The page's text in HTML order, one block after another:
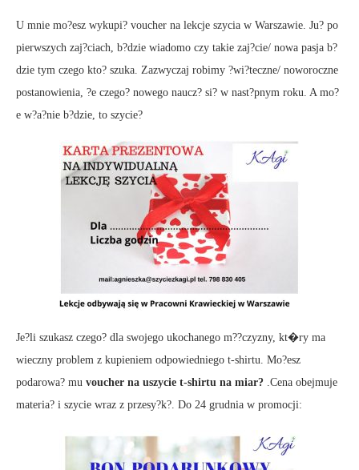
U mnie mo?esz wykupi? voucher na lekcje szycia w Warszawie. Ju? po
pierwszych zaj?ciach, b?dzie wiadomo czy takie zaj?cie/ nowa pasja b?
dzie tym czego kto? szuka. Zazwyczaj robimy ?wi?teczne/ noworoczne
postanowienia, ?e czego? nowego naucz? si? w nast?pnym roku. A mo?
e w?a?nie b?dzie, to szycie?
Je?li szukasz czego? dla swojego ukochanego m??czyzny, kt�ry ma
wieczny problem z kupieniem odpowiedniego t-shirtu. Mo?esz
podarowa? mu voucher na uszycie t-shirtu na miar? .Cena obejmuje
materia? i szycie wraz z przesy?k?. Do 24 grudnia w promocji: